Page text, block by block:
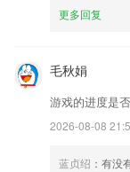
联系我们更多回复
毛秋娟
游戏的进度是
2026-08-08
蓝贞绍 ：有没